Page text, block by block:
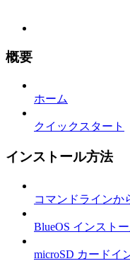
概要
ホーム
クイックスタート
インストール方法
コマンドラインか
BlueOS インスト
microSD カードイ